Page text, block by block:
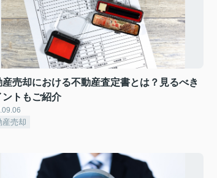
産売却における不動産査定書とは？見るべき
ントもご紹介
産売却